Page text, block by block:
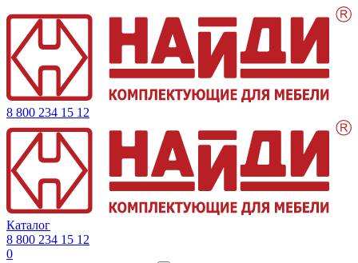
8 800 234 15 12
Каталог
8 800 234 15 12
0